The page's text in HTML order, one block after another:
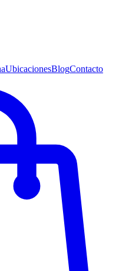
UbicacionesBlogContacto